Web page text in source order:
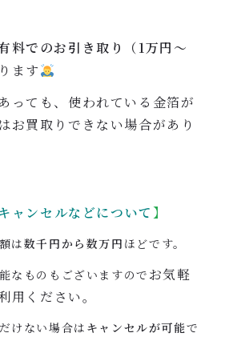
料でのお引き取り（1万円〜
ます
っても、使われている金箔が
お買取りできない場合があり
ャンセルなどについて】
は数千円から数万円 ほどです。
なものもございますので お気軽
用ください。
けない場合は キャンセルが可能で